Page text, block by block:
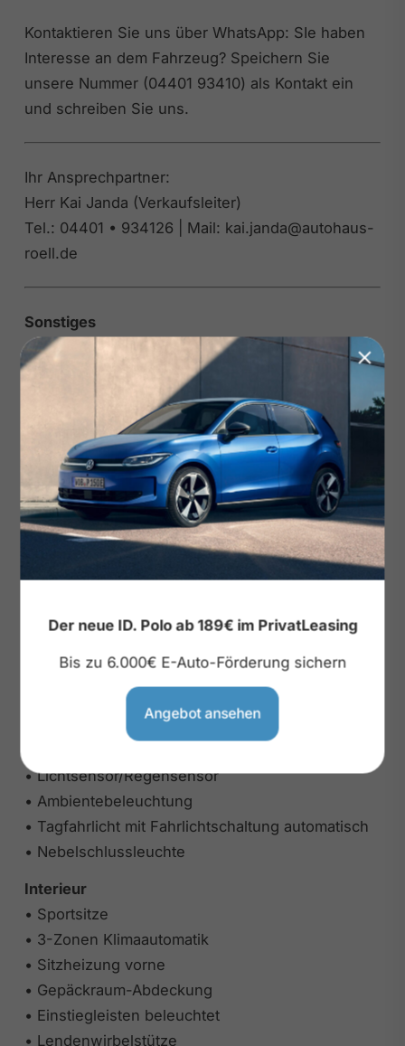
Kontaktieren Sie uns über WhatsApp: SIe haben
Interesse an dem Fahrzeug? Speichern Sie
unsere Nummer (04401 93410) als Kontakt ein
und schreiben Sie uns.
Ihr Ansprechpartner:
Herr Kai Janda (Verkaufsleiter)
Tel.: 04401 • 934126 | Mail: kai.janda@autohaus-
roell.de
Sonstiges
• Reserverad platzsparend
• Intelligent Drive-Paket
• Rückfahrkamera
• AUF-Vorbereitungen
• 7-Gang-Automatikgetriebe
Reifen & Fahrwerk
• LM-Felgen 19 Zoll
Exterieur
• Seitenschweller für CUPRA
• LED-Scheinwerfer
• LED-Rückleuchten
• Lichtsensor/Regensensor
• Ambientebeleuchtung
• Tagfahrlicht mit Fahrlichtschaltung automatisch
• Nebelschlussleuchte
Interieur
• Sportsitze
• 3-Zonen Klimaautomatik
• Sitzheizung vorne
• Gepäckraum-Abdeckung
• Einstiegleisten beleuchtet
• Lendenwirbelstütze
Der neue ID. Polo ab 189€ im PrivatLeasing
Bis zu 6.000€ E-Auto-Förderung sichern
Angebot ansehen